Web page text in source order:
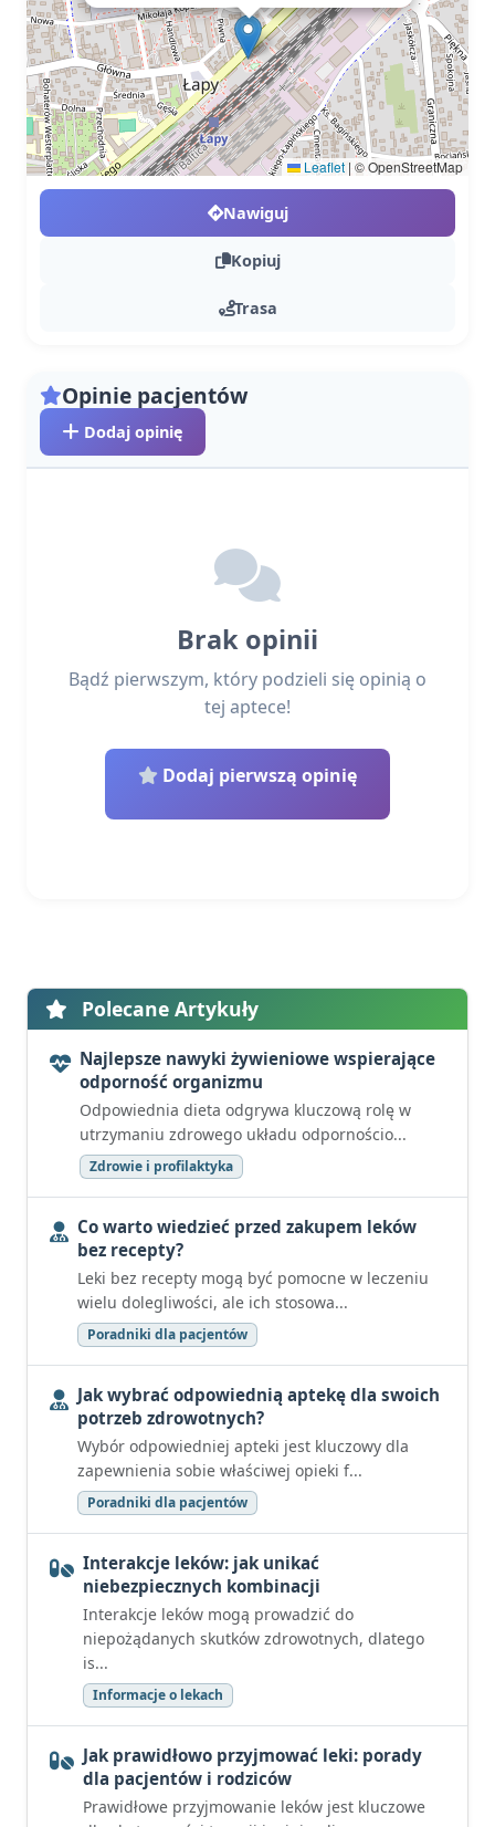
Leaflet | © OpenStreetMap
Nawiguj
Kopiuj
Trasa
Opinie pacjentów
Dodaj opinię
Brak opinii
Bądź pierwszym, który podzieli się opinią o
tej aptece!
Dodaj pierwszą opinię
Polecane Artykuły
Najlepsze nawyki żywieniowe wspierające
odporność organizmu
Odpowiednia dieta odgrywa kluczową rolę w
utrzymaniu zdrowego układu odpornościo...
Zdrowie i profilaktyka
Co warto wiedzieć przed zakupem leków
bez recepty?
Leki bez recepty mogą być pomocne w leczeniu
wielu dolegliwości, ale ich stosowa...
Poradniki dla pacjentów
Jak wybrać odpowiednią aptekę dla swoich
potrzeb zdrowotnych?
Wybór odpowiedniej apteki jest kluczowy dla
zapewnienia sobie właściwej opieki f...
Poradniki dla pacjentów
Interakcje leków: jak unikać
niebezpiecznych kombinacji
Interakcje leków mogą prowadzić do
niepożądanych skutków zdrowotnych, dlatego
is...
Informacje o lekach
Jak prawidłowo przyjmować leki: porady
dla pacjentów i rodziców
Prawidłowe przyjmowanie leków jest kluczowe